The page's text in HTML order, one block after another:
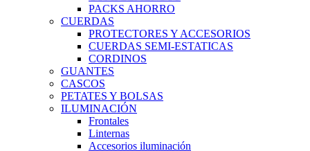
PACKS AHORRO
CUERDAS
PROTECTORES Y ACCESORIOS
CUERDAS SEMI-ESTATICAS
CORDINOS
GUANTES
CASCOS
PETATES Y BOLSAS
ILUMINACIÓN
Frontales
Linternas
Accesorios iluminación